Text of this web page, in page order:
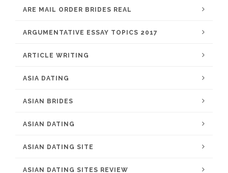
ARE MAIL ORDER BRIDES REAL
ARGUMENTATIVE ESSAY TOPICS 2017
ARTICLE WRITING
ASIA DATING
ASIAN BRIDES
ASIAN DATING
ASIAN DATING SITE
ASIAN DATING SITES REVIEW